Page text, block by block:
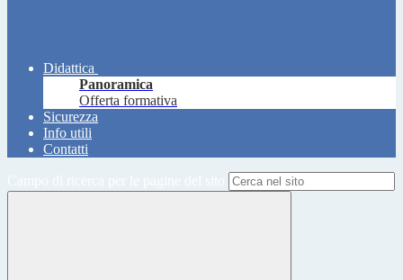
Didattica
Panoramica
Offerta formativa
Sicurezza
Info utili
Contatti